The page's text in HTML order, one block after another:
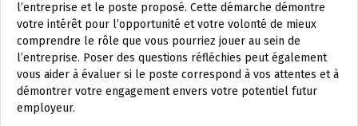
l’entreprise et le poste proposé. Cette démarche démontre
votre intérêt pour l’opportunité et votre volonté de mieux
comprendre le rôle que vous pourriez jouer au sein de
l’entreprise. Poser des questions réfléchies peut également
vous aider à évaluer si le poste correspond à vos attentes et à
démontrer votre engagement envers votre potentiel futur
employeur.